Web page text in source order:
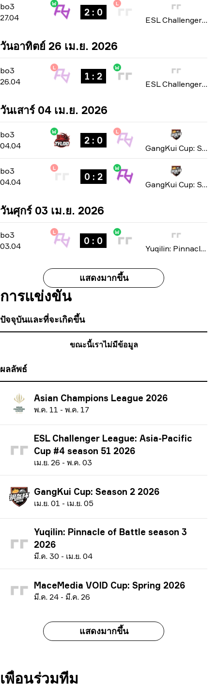
bo3 -bo3
27.04
W
2 : 0
L
ESL Challenger League: Asia-Pacific Cup #4 season 51 2026
วันอาทิตย์ 26 เม.ย. 2026
bo3 -bo3
26.04
L
1 : 2
W
ESL Challenger League: Asia-Pacific Cup #4 season 51 2026
วันเสาร์ 04 เม.ย. 2026
bo3 -bo3
04.04
W
2 : 0
L
GangKui Cup: Season 2 2026
bo3 -bo3
04.04
L
0 : 2
W
GangKui Cup: Season 2 2026
วันศุกร์ 03 เม.ย. 2026
bo3 -bo3
03.04
L
0 : 0
W
Yuqilin: Pinnacle of Battle season 3 2026
แสดงมากขึ้น
การแข่งขัน
ปัจจุบันและที่จะเกิดขึ้น
ขณะนี้เราไม่มีข้อมูล
ผลลัพธ์
Asian Champions League 2026
พ.ค. 11 - พ.ค. 17
ESL Challenger League: Asia-Pacific
Cup #4 season 51 2026
เม.ย. 26 - พ.ค. 03
GangKui Cup: Season 2 2026
เม.ย. 01 - เม.ย. 05
Yuqilin: Pinnacle of Battle season 3
2026
มี.ค. 30 - เม.ย. 04
MaceMedia VOID Cup: Spring 2026
มี.ค. 24 - มี.ค. 26
แสดงมากขึ้น
เพื่อนร่วมทีม